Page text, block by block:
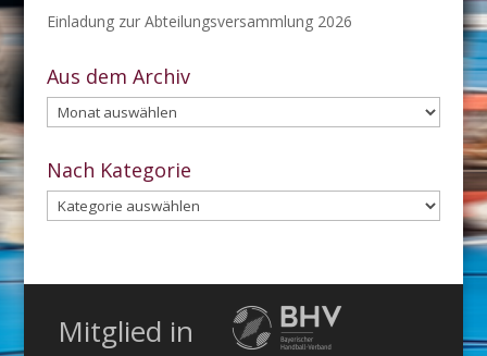
Einladung zur Abteilungsversammlung 2026
Aus dem Archiv
Aus
dem
Archiv
Nach Kategorie
Nach
Kategorie
Mitglied in